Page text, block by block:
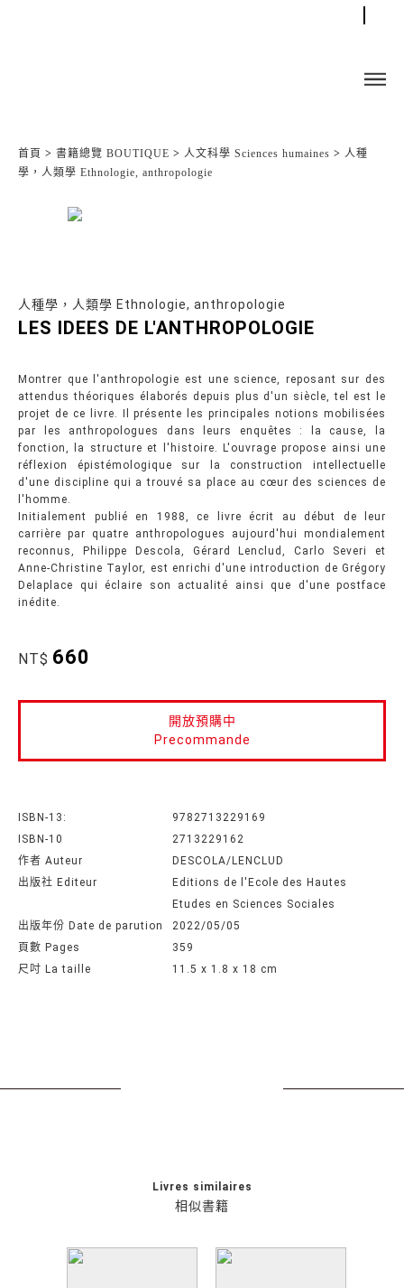
首頁 > 書籍總覽 BOUTIQUE > 人文科學 Sciences humaines > 人種
學，人類學 Ethnologie, anthropologie
人種學，人類學 Ethnologie, anthropologie
LES IDEES DE L'ANTHROPOLOGIE
Montrer que l'anthropologie est une science, reposant sur des
attendus théoriques élaborés depuis plus d'un siècle, tel est le
projet de ce livre. Il présente les principales notions mobilisées
par les anthropologues dans leurs enquêtes : la cause, la
fonction, la structure et l'histoire. L'ouvrage propose ainsi une
réflexion épistémologique sur la construction intellectuelle
d'une discipline qui a trouvé sa place au cœur des sciences de
l'homme.
Initialement publié en 1988, ce livre écrit au début de leur
carrière par quatre anthropologues aujourd'hui mondialement
reconnus, Philippe Descola, Gérard Lenclud, Carlo Severi et
Anne-Christine Taylor, est enrichi d'une introduction de Grégory
Delaplace qui éclaire son actualité ainsi que d'une postface
inédite.
NT$ 660
開放預購中
Precommande
ISBN-13:
9782713229169
ISBN-10
2713229162
作者 Auteur
DESCOLA/LENCLUD
出版社 Editeur
Editions de l'Ecole des Hautes
Etudes en Sciences Sociales
出版年份 Date de parution
2022/05/05
頁數 Pages
359
尺吋 La taille
11.5 x 1.8 x 18 cm
相似書籍
Livres similaires